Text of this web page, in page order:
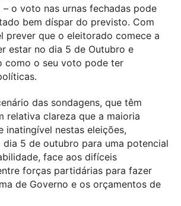
o voto nas urnas fechadas pode
bem díspar do previsto. Com
prever que o eleitorado comece a
estar no dia 5 de Outubro e
como o seu voto pode ter
das sondagens, que têm
relativa clareza que a maioria
inatingível nestas eleições,
dia 5 de outubro para uma potencial
face aos difíceis
forças partidárias para fazer
de Governo e os orçamentos de